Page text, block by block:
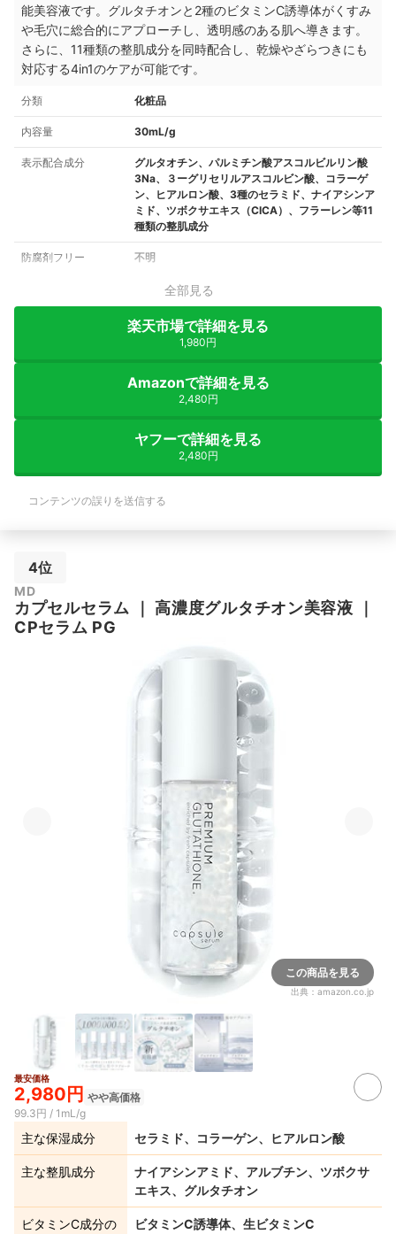
能美容液です。グルタチオンと2種のビタミンC誘導体がくすみ
や毛穴に総合的にアプローチし、透明感のある肌へ導きます。
さらに、11種類の整肌成分を同時配合し、乾燥やざらつきにも
対応する4in1のケアが可能です。
分類 化粧品
内容量 30mL/g
表示配合成分
グルタオチン、パルミチン酸アスコルビルリン酸
3Na、３ーグリセリルアスコルビン酸、コラーゲ
ン、ヒアルロン酸、3種のセラミド、ナイアシンア
ミド、ツボクサエキス（CICA）、フラーレン等11
種類の整肌成分
防腐剤フリー 不明
全部見る
楽天市場で詳細を見る
1,980円
Amazonで詳細を見る
2,480円
ヤフーで詳細を見る
2,480円
コンテンツの誤りを送信する
4位
MD
カプセルセラム ｜高濃度グルタチオン美容液
CPセラム PG
この商品を見る
出典： amazon.co.jp
最安価格
2,980円 やや高価格
99.3円 / 1mL/g
主な保湿成分 セラミド、コラーゲン、ヒアルロン酸
主な整肌成分
ナイアシンアミド、アルブチン、ツボクサ
エキス、グルタチオン
ビタミンC成分の
ビタミンC誘導体、生ビタミンC